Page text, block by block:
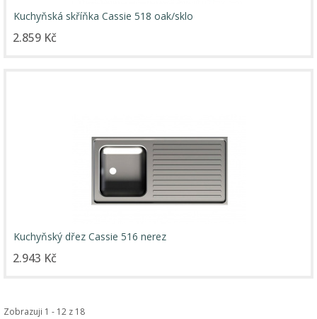
Kuchyňská skříňka Cassie 518 oak/sklo
2.859 Kč
Kuchyňský dřez Cassie 516 nerez
2.943 Kč
Zobrazuji 1 - 12 z 18